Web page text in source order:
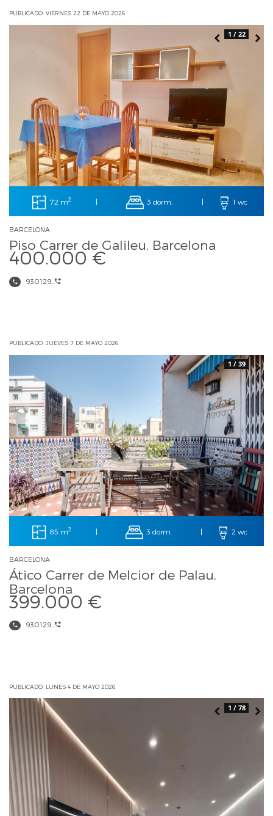
PUBLICADO: VIERNES 22 DE MAYO 2026
1 / 22
72 m2 | 3 dorm. | 1 wc
BARCELONA
Piso Carrer de Galileu, Barcelona
400.000 €
930129...
PUBLICADO: JUEVES 7 DE MAYO 2026
1 / 39
85 m2 | 3 dorm. | 2 wc
BARCELONA
Ático Carrer de Melcior de Palau,
Barcelona
399.000 €
930129...
PUBLICADO: LUNES 4 DE MAYO 2026
1 / 78